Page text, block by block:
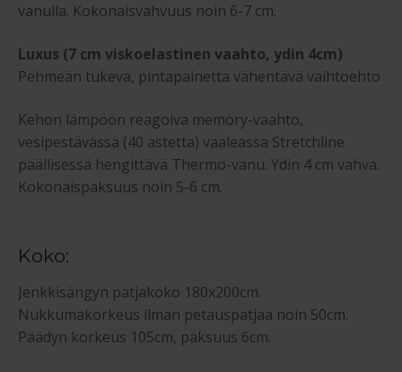
vanulla. Kokonaisvahvuus noin 6-7 cm.
Luxus (7 cm viskoelastinen vaahto, ydin 4cm)
Pehmeän tukeva, pintapainetta vähentävä vaihtoehto
Kehon lämpöön reagoiva memory-vaahto,
vesipestävässä (40 astetta) vaaleassa Stretchline
päällisessä hengittävä Thermo-vanu. Ydin 4 cm vahva.
Kokonaispaksuus noin 5-6 cm.
Koko:
Jenkkisängyn patjakoko 180x200cm.
Nukkumakorkeus ilman petauspatjaa noin 50cm.
Päädyn korkeus 105cm, paksuus 6cm.